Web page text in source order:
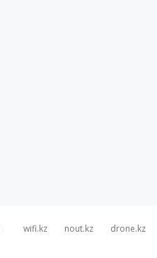
wifi.kz nout.kz drone.kz